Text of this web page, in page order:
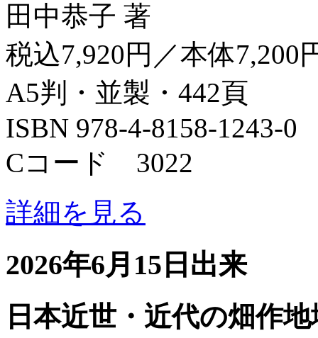
田中恭子 著
税込7,920円／本体7,200
A5判・並製・442頁
ISBN 978-4-8158-1243-0
Cコード 3022
詳細を見る
2026年6月15日出来
日本近世・近代の畑作